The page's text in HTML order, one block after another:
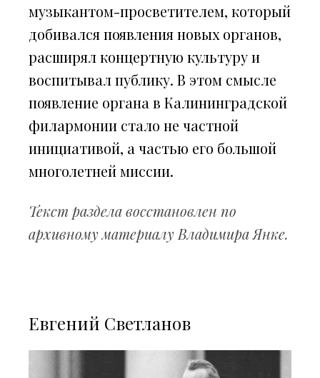
музыкантом-просветителем, который
добивался появления новых органов,
расширял концертную культуру и
воспитывал публику. В этом смысле
появление органа в Калининградской
филармонии стало не частной
инициативой, а частью его большой
многолетней миссии.
Текст раздела восстановлен по
архивному материалу Владимира Янке.
Евгений Светланов